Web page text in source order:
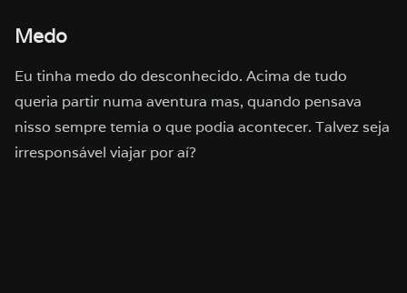
Medo
Eu tinha medo do desconhecido. Acima de tudo
queria partir numa aventura mas, quando pensava
nisso sempre temia o que podia acontecer. Talvez seja
irresponsável viajar por aí?